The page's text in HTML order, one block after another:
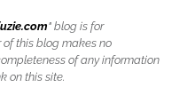
" blog is for
of this blog makes no
of any information
on this site.